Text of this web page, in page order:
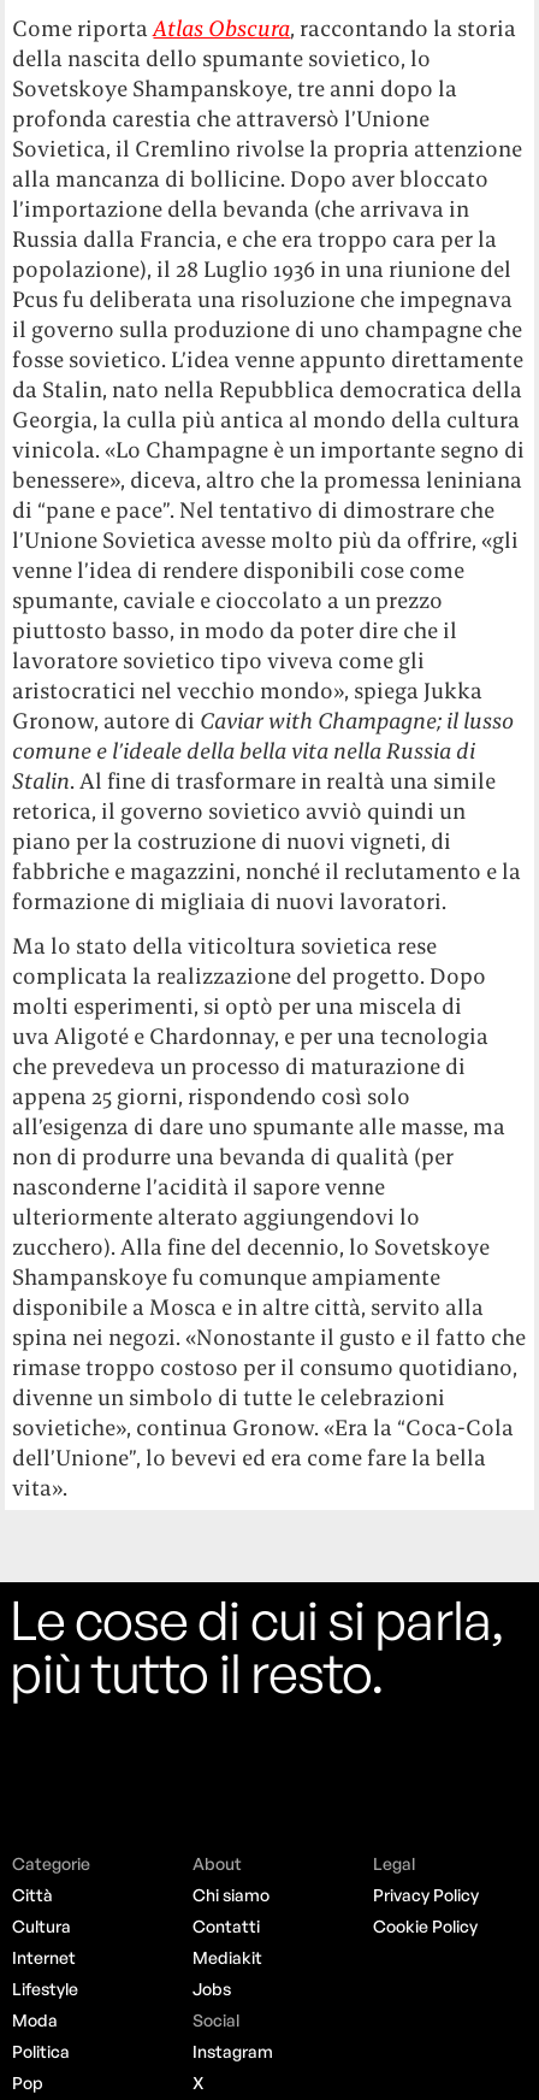
Come riportaAtlas Obscura, raccontando la storia
della nascita dello spumante sovietico, lo
Sovetskoye Shampanskoye, tre anni dopo la
profonda carestia che attraversò l’Unione
Sovietica, il Cremlino rivolse la propria attenzione
alla mancanza di bollicine. Dopo aver bloccato
l’importazione della bevanda (che arrivava in
Russia dalla Francia, e che era troppo cara per la
popolazione), il 28 Luglio 1936 in una riunione del
Pcus fu deliberata una risoluzione che impegnava
il governo sulla produzione di uno champagne che
fosse sovietico. L’idea venne appunto direttamente
da Stalin, nato nella Repubblica democratica della
Georgia, la culla più antica al mondo della cultura
vinicola. «Lo Champagne è un importante segno di
benessere», diceva, altro che la promessa leniniana
di “pane e pace”. Nel tentativo di dimostrare che
l’Unione Sovietica avesse molto più da offrire, «gli
venne l’idea di rendere disponibili cose come
spumante, caviale e cioccolato a un prezzo
piuttosto basso, in modo da poter dire che il
lavoratore sovietico tipo viveva come gli
aristocratici nel vecchio mondo», spiega Jukka
Gronow, autore di Caviar with Champagne; il lusso
comune e l’ideale della bella vita nella Russia di
Stalin. Al fine di trasformare in realtà una simile
retorica, il governo sovietico avviò quindi un
piano per la costruzione di nuovi vigneti, di
fabbriche e magazzini, nonché il reclutamento e la
formazione di migliaia di nuovi lavoratori.
Ma lo stato della viticoltura sovietica rese
complicata la realizzazione del progetto. Dopo
molti esperimenti, si optò per una miscela di
uva Aligoté e Chardonnay, e per una tecnologia
che prevedeva un processo di maturazione di
appena 25 giorni, rispondendo così solo
all’esigenza di dare uno spumante alle masse, ma
non di produrre una bevanda di qualità (per
nasconderne l’acidità il sapore venne
ulteriormente alterato aggiungendovi lo
zucchero). Alla fine del decennio, lo Sovetskoye
Shampanskoye fu comunque ampiamente
disponibile a Mosca e in altre città, servito alla
spina nei negozi. «Nonostante il gusto e il fatto che
rimase troppo costoso per il consumo quotidiano,
divenne un simbolo di tutte le celebrazioni
sovietiche», continua Gronow. «Era la “Coca-Cola
dell’Unione”, lo bevevi ed era come fare la bella
vita».
Le cose di cui si parla,
più tutto il resto.
Categorie
Città
Cultura
Internet
Lifestyle
Moda
Politica
Pop
About
Chi siamo
Contatti
Mediakit
Jobs
Social
Instagram
X
Legal
Privacy Policy
Cookie Policy